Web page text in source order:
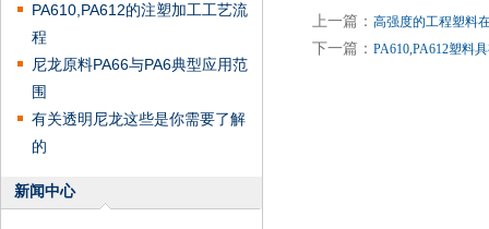
PA610,PA612的注塑加工工艺流
程
尼龙原料PA66与PA6典型应用范
围
有关透明尼龙这些是你需要了解
的
新闻中心
上一篇： 高强度的工程塑料
下一篇： PA610,PA612塑料